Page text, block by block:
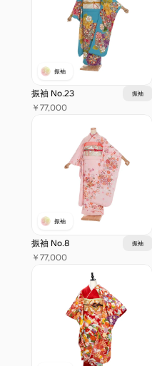
振袖
振袖 No.23 振袖
￥77,000
振袖
振袖 No.8 振袖
￥77,000